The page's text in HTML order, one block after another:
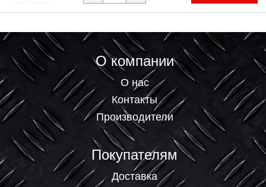
О компании
О нас
Контакты
Производители
Покупателям
Доставка